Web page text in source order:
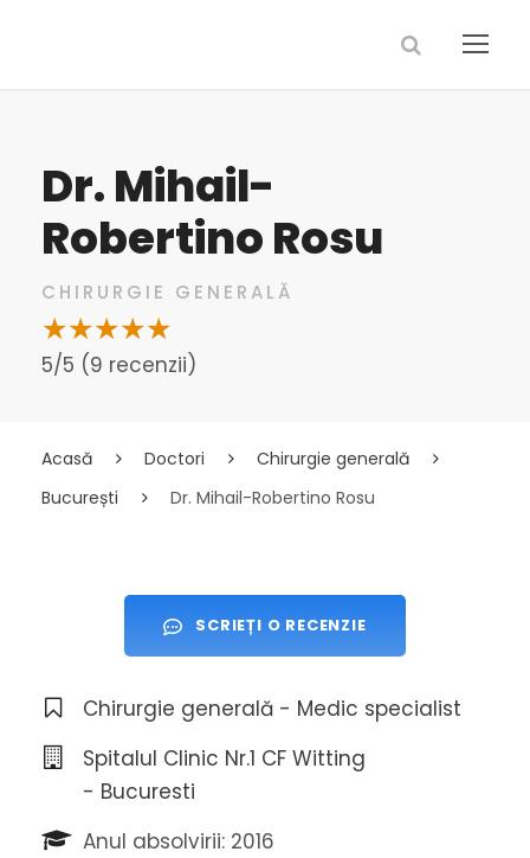
Dr. Mihail-
Robertino Rosu
CHIRURGIE GENERALĂ
5/5 (9 recenzii)
Acasă Doctori
Chirurgie generală
București
Dr. Mihail-Robertino Rosu
SCRIEȚI O RECENZIE
Chirurgie generală - Medic specialist
Spitalul Clinic Nr.1 CF Witting
- Bucuresti
Anul absolvirii: 2016